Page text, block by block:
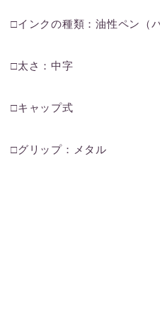
□インクの種類：油性ペン（
□太さ：中字
□キャップ式
□グリップ：メタル